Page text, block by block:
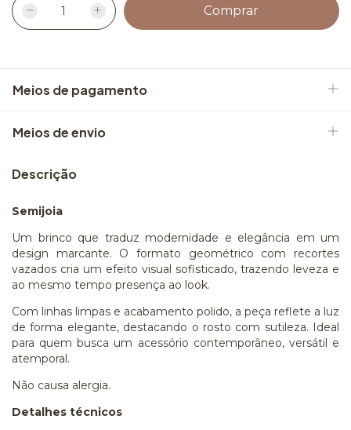
Meios de pagamento
Meios de envio
Descrição
Semijoia
Um brinco que traduz modernidade e elegância em um
design marcante. O formato geométrico com recortes
vazados cria um efeito visual sofisticado, trazendo leveza e
ao mesmo tempo presença ao look.
Com linhas limpas e acabamento polido, a peça reflete a luz
de forma elegante, destacando o rosto com sutileza. Ideal
para quem busca um acessório contemporâneo, versátil e
atemporal.
Não causa alergia.
Detalhes técnicos